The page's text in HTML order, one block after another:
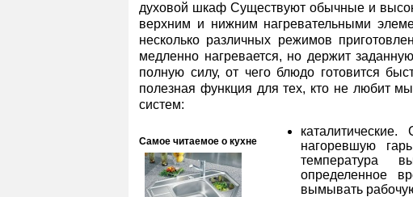
духовой шкаф Существуют обычные и
верхним и нижним нагревательными
несколько различных режимов
медленно нагревается, но держит
полную силу, от чего блюдо готовится
полезная функция для тех, кто не любит
систем:
Самое читаемое о кухне
нагоревшую
температура
определенное
вымывать